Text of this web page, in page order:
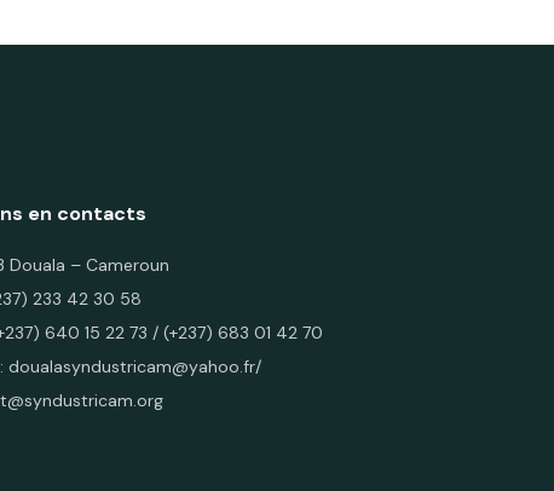
en contacts
Douala – Cameroun
233 42 30 58
640 15 22 73 / (+237) 683 01 42 70
doualasyndustricam@yahoo.fr/